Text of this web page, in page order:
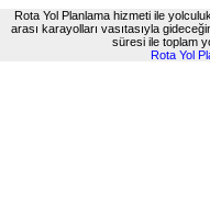
Rota Yol Planlama hizmeti ile
arası karayolları vasıtasıyla
süresi ile toplam
Rota Yol